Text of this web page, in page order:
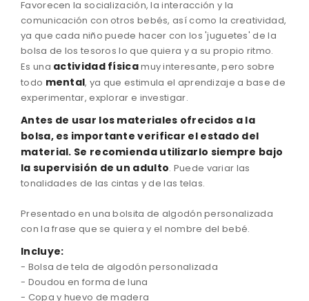
Favorecen la socialización, la interacción y la
comunicación con otros bebés, así como la creatividad,
ya que cada niño puede hacer con los 'juguetes' de la
bolsa de los tesoros lo que quiera y a su propio ritmo.
Es una actividad físicamuy interesante, pero sobre
todo mental, ya que estimula el aprendizaje a base de
experimentar, explorar e investigar.
Antes de usar los materiales ofrecidos a la
bolsa, es importante verificar el estado del
material. Se recomienda utilizarlo siempre bajo
la supervisión de un adulto. Puede variar las
tonalidades de las cintas y de las telas.
Presentado en una bolsita de algodón personalizada
con la frase que se quiera y el nombre del bebé.
Incluye:
- Bolsa de tela de algodón personalizada
- Doudou en forma de luna
- Copa y huevo de madera